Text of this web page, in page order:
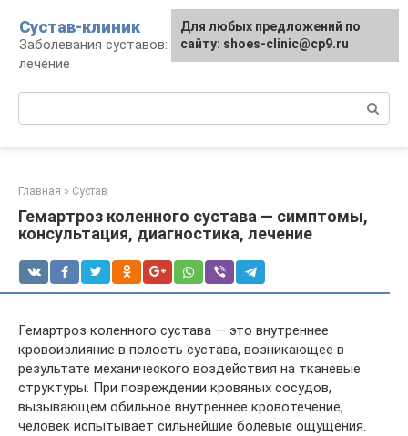
контенту
Сустав-клиник
Заболевания суставов: профилактика и
лечение
Главная » Сустав
Гемартроз коленного сустава — симптомы,
консультация, диагностика, лечение
Гемартроз коленного сустава — это внутреннее
кровоизлияние в полость сустава, возникающее в
результате механического воздействия на тканевые
структуры. При повреждении кровяных сосудов,
вызывающем обильное внутреннее кровотечение,
человек испытывает сильнейшие болевые ощущения.
Для любых предложений по
сайту: shoes-clinic@cp9.ru